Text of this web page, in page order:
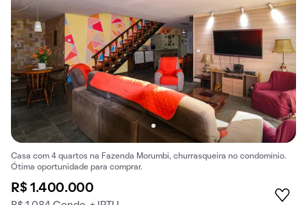
Casa com 4 quartos na Fazenda Morumbi, churrasqueira no condomínio.
Ótima oportunidade para comprar.
R$ 1.400.000